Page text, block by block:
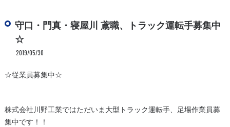
守口・門真・寝屋川 鳶職、トラック運転手募集中
☆
2019/05/30
☆従業員募集中☆
株式会社川野工業ではただいま大型トラック運転手、足場作業員募
集中です！！